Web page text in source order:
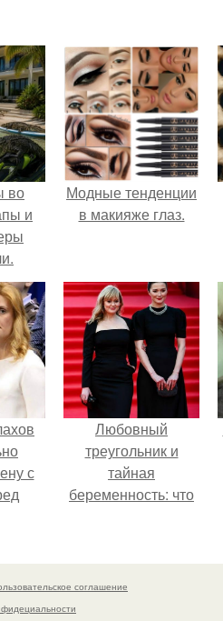
во
и
Модные тенденции
в макияже глаз.
с
Любовный
треугольник и
тайная
беременность: что
Михалкова?
соглашение